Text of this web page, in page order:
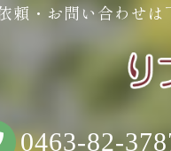
頼・お問い合わせ
0463-82-